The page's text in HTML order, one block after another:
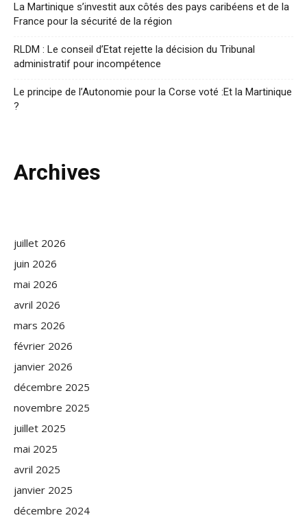
La Martinique s’investit aux côtés des pays caribéens et de la
France pour la sécurité de la région
RLDM : Le conseil d’Etat rejette la décision du Tribunal
administratif pour incompétence
Le principe de l’Autonomie pour la Corse voté :Et la Martinique
?
Archives
juillet 2026
juin 2026
mai 2026
avril 2026
mars 2026
février 2026
janvier 2026
décembre 2025
novembre 2025
juillet 2025
mai 2025
avril 2025
janvier 2025
décembre 2024